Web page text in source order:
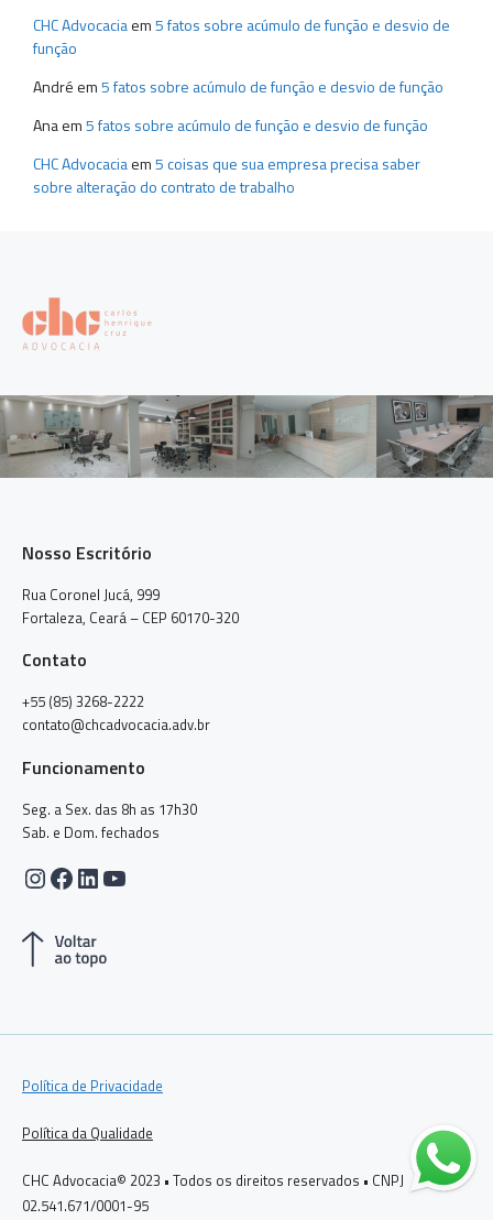
CHC Advocaciaem5 fatos sobre acúmulo de função e desvio de
função
André em5 fatos sobre acúmulo de função e desvio de função
Anaem5 fatos sobre acúmulo de função e desvio de função
CHC Advocaciaem5 coisas que sua empresa precisa saber
sobre alteração do contrato de trabalho
Nosso Escritório
Rua Coronel Jucá, 999
Fortaleza, Ceará – CEP 60170-320
Contato
+55 (85) 3268-2222
contato@chcadvocacia.adv.br
Funcionamento
Seg. a Sex. das 8h as 17h30
Sab. e Dom. fechados
Instagram
Facebook
LinkedIn
Youtube
Política de Privacidade
Política da Qualidade
CHC Advocacia© 2023 • Todos os direitos reservados • CNPJ
02.541.671/0001-95